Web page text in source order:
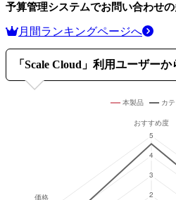
予算管理システムでお問い合わせ
月間ランキングページへ
「 Scale Cloud 」利用ユーザー